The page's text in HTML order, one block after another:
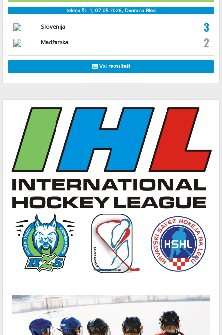
tekma št. 1, 07.05.2026, Dvorana Bled
Slovenija 3
Madžarska 2
Vsi rezultati